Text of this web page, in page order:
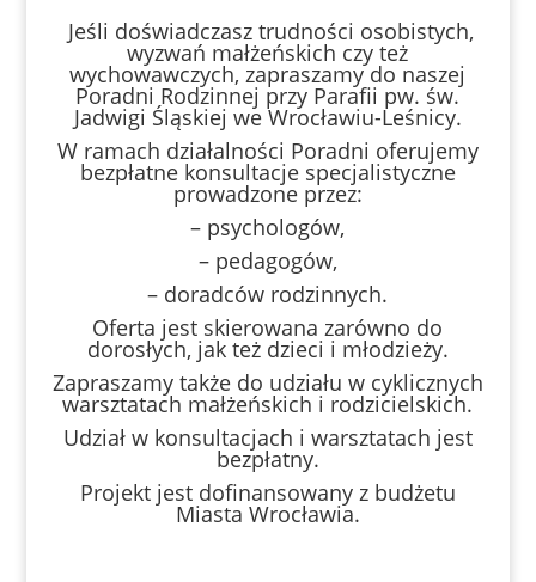
Jeśli doświadczasz trudności osobistych,
wyzwań małżeńskich czy też
wychowawczych, zapraszamy do naszej
Poradni Rodzinnej przy Parafii pw. św.
Jadwigi Śląskiej we Wrocławiu-Leśnicy.
W ramach działalności Poradni oferujemy
bezpłatne konsultacje specjalistyczne
prowadzone przez:
– psychologów,
– pedagogów,
– doradców rodzinnych.
Oferta jest skierowana zarówno do
dorosłych, jak też dzieci i młodzieży.
Zapraszamy także do udziału w cyklicznych
warsztatach małżeńskich i rodzicielskich.
Udział w konsultacjach i warsztatach jest
bezpłatny.
Projekt jest dofinansowany z budżetu
Miasta Wrocławia.